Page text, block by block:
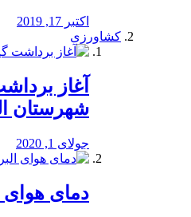
اکتبر 17, 2019
کشاورزی
آغاز
شهرستان
جولای 1, 2020
دمای هوای